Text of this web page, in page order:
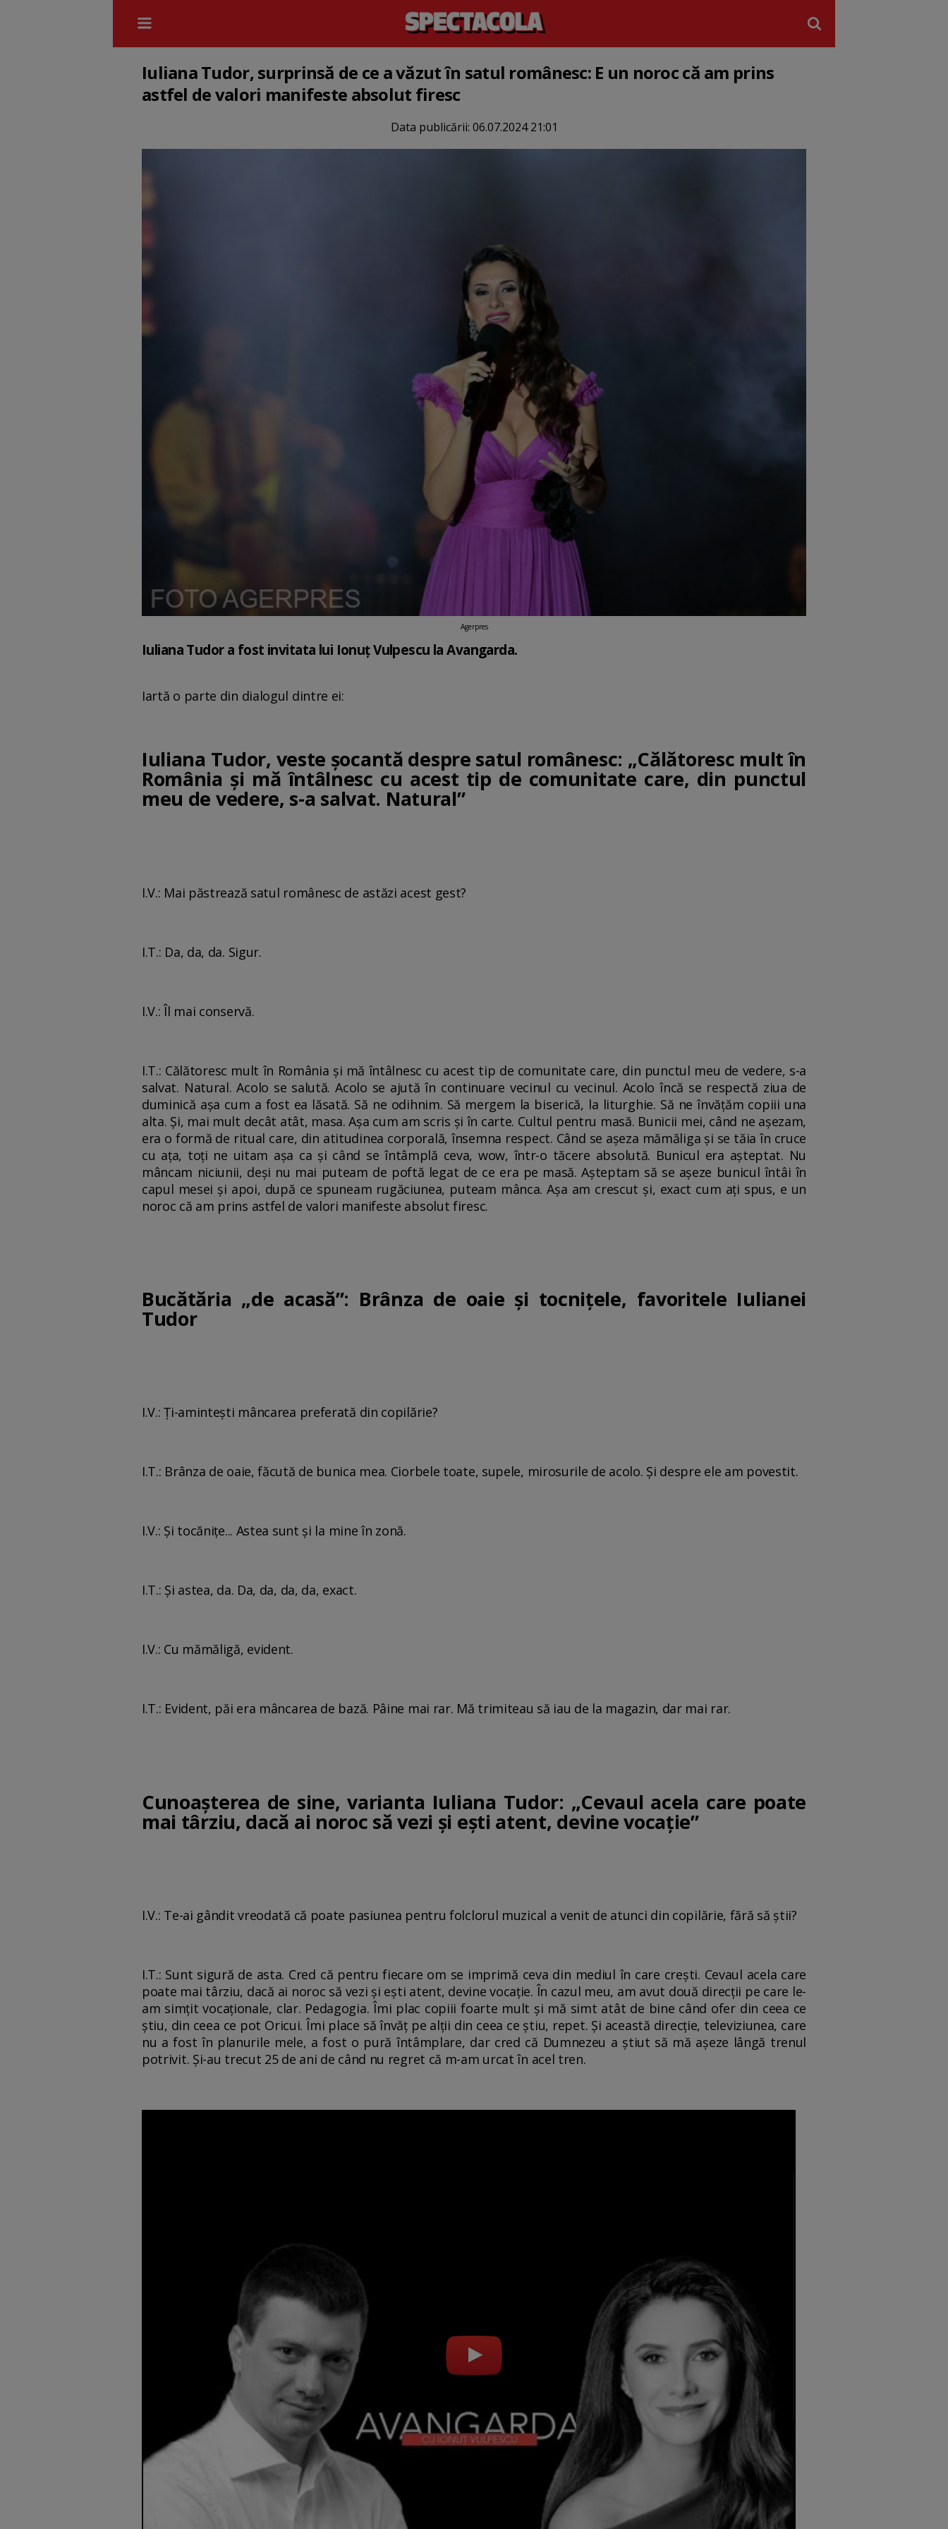
Iuliana Tudor, surprinsă de ce a văzut în satul românesc: E un noroc că am prins
astfel de valori manifeste absolut firesc
Data publicării: 06.07.2024 21:01
Agerpres
Iuliana Tudor a fost invitata lui Ionuț Vulpescu la Avangarda.
Iartă o parte din dialogul dintre ei:
Iuliana Tudor, veste șocantă despre satul românesc: „Călătoresc mult în
România şi mă întâlnesc cu acest tip de comunitate care, din punctul
meu de vedere, s-a salvat. Natural”
I.V.: Mai păstrează satul românesc de astăzi acest gest?
I.T.: Da, da, da. Sigur.
I.V.: Îl mai conservă.
I.T.: Călătoresc mult în România şi mă întâlnesc cu acest tip de comunitate care, din punctul meu de vedere, s-a
salvat. Natural. Acolo se salută. Acolo se ajută în continuare vecinul cu vecinul. Acolo încă se respectă ziua de
duminică aşa cum a fost ea lăsată. Să ne odihnim. Să mergem la biserică, la liturghie. Să ne învăţăm copiii una
alta. Şi, mai mult decât atât, masa. Aşa cum am scris şi în carte. Cultul pentru masă. Bunicii mei, când ne aşezam,
era o formă de ritual care, din atitudinea corporală, însemna respect. Când se aşeza mămăliga şi se tăia în cruce
cu aţa, toţi ne uitam aşa ca şi când se întâmplă ceva, wow, într-o tăcere absolută. Bunicul era aşteptat. Nu
mâncam niciunii, deşi nu mai puteam de poftă legat de ce era pe masă. Aşteptam să se aşeze bunicul întâi în
capul mesei şi apoi, după ce spuneam rugăciunea, puteam mânca. Aşa am crescut şi, exact cum aţi spus, e un
noroc că am prins astfel de valori manifeste absolut firesc.
Bucătăria „de acasă”: Brânza de oaie și tocnițele, favoritele Iulianei
Tudor
I.V.: Ţi-aminteşti mâncarea preferată din copilărie?
I.T.: Brânza de oaie, făcută de bunica mea. Ciorbele toate, supele, mirosurile de acolo. Şi despre ele am povestit.
I.V.: Și tocăniţe... Astea sunt și la mine în zonă.
I.T.: Şi astea, da. Da, da, da, da, exact.
I.V.: Cu mămăligă, evident.
I.T.: Evident, păi era mâncarea de bază. Pâine mai rar. Mă trimiteau să iau de la magazin, dar mai rar.
Cunoașterea de sine, varianta Iuliana Tudor: „Cevaul acela care poate
mai târziu, dacă ai noroc să vezi şi eşti atent, devine vocaţie”
I.V.: Te-ai gândit vreodată că poate pasiunea pentru folclorul muzical a venit de atunci din copilărie, fără să ştii?
I.T.: Sunt sigură de asta. Cred că pentru fiecare om se imprimă ceva din mediul în care creşti. Cevaul acela care
poate mai târziu, dacă ai noroc să vezi şi eşti atent, devine vocaţie. În cazul meu, am avut două direcţii pe care le-
am simţit vocaţionale, clar. Pedagogia. Îmi plac copiii foarte mult şi mă simt atât de bine când ofer din ceea ce
ştiu, din ceea ce pot Oricui. Îmi place să învăţ pe alţii din ceea ce ştiu, repet. Şi această direcţie, televiziunea, care
nu a fost în planurile mele, a fost o pură întâmplare, dar cred că Dumnezeu a ştiut să mă aşeze lângă trenul
potrivit. Şi-au trecut 25 de ani de când nu regret că m-am urcat în acel tren.